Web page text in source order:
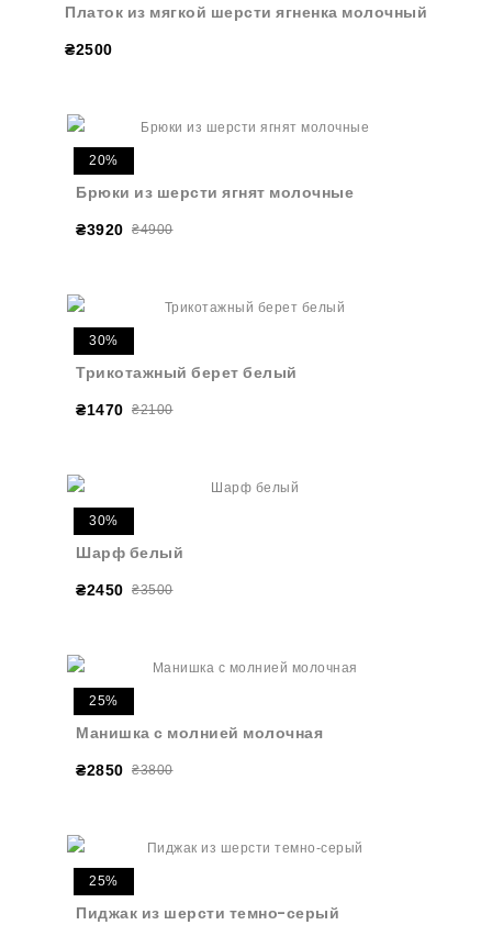
Платок из мягкой шерсти ягненка молочный
₴2500
20%
Брюки из шерсти ягнят молочные
₴3920 ₴4900
30%
Трикотажный берет белый
₴1470 ₴2100
30%
Шарф белый
₴2450 ₴3500
25%
Манишка с молнией молочная
₴2850 ₴3800
25%
Пиджак из шерсти темно-серый